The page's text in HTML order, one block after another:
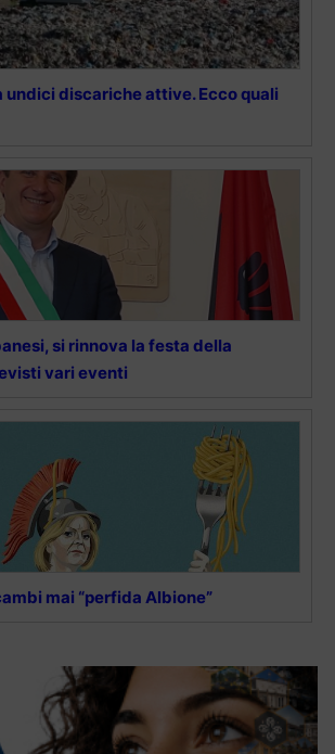
undici discariche attive. Ecco quali
si rinnova la festa della
vari eventi
mai “perfida Albione”